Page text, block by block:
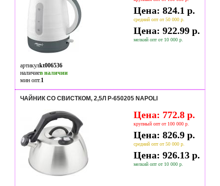
Цена: 824.1 р.
средний опт от 50 000 р.
Цена: 922.99 р.
мелкий опт от 10 000 р.
артикулkt006536
наличиев наличии
мин опт.1
ЧАЙНИК СО СВИСТКОМ, 2,5Л P-650205 NAPOLI
Цена: 772.8 р.
крупный опт от 100 000 р.
Цена: 826.9 р.
средний опт от 50 000 р.
Цена: 926.13 р.
мелкий опт от 10 000 р.